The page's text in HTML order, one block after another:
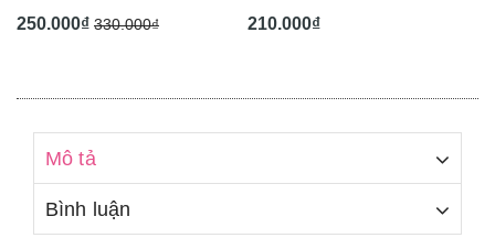
250.000₫ 330.000₫ 210.000₫
Mô tả
Bình luận